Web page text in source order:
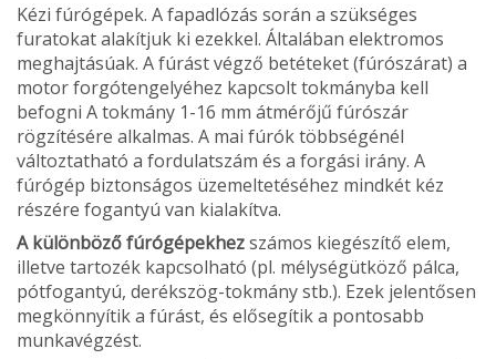
Kézi fúrógépek. A fapadlózás során a szük­séges
furatokat alakítjuk ki ezekkel. Általá­ban elektromos
meghajtásúak. A fúrást végző betéteket (fúrószárat) a
motor forgótengelyé­hez kapcsolt tokmányba kell
befogni A tokmány 1-16 mm átmérőjű fúrószár
rögzítésére alkalmas. A mai fúrók többségé­nél
változtatható a fordulatszám és a forgási irány. A
fúrógép biztonságos üzemeltetéséhez mindkét kéz
részére fogantyú van kialakítva.
A különböző fúrógépekhezszámos kiegészítő elem,
illetve tartozék kapcsolható (pl. mély­ségütköző pálca,
pótfogantyú, derékszög-tokmány stb.). Ezek jelentősen
megkönnyítik a fúrást, és elősegítik a pontosabb
munkavég­zést.